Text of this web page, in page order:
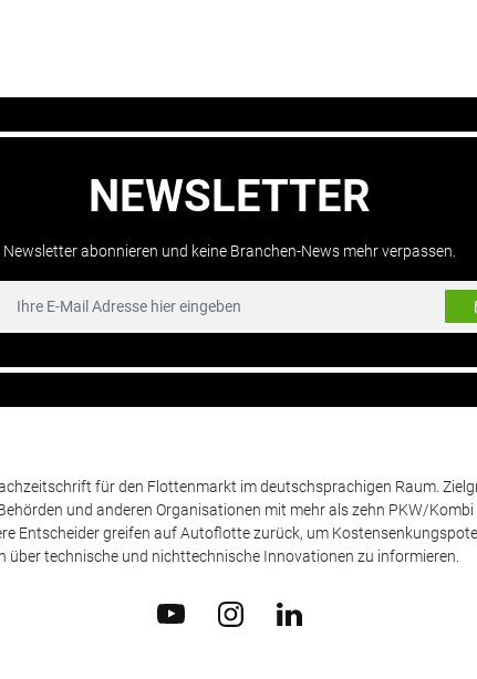
NEWSLETTER
Newsletter abonnieren und keine Branchen-News mehr verpassen.
für den Flottenmarkt im deutschsprachigen Raum.
und anderen Organisationen mit mehr als zehn PKW/
Entscheider greifen auf Autoflotte zurück, um
über technische und nichttechnische Innovationen zu informieren.